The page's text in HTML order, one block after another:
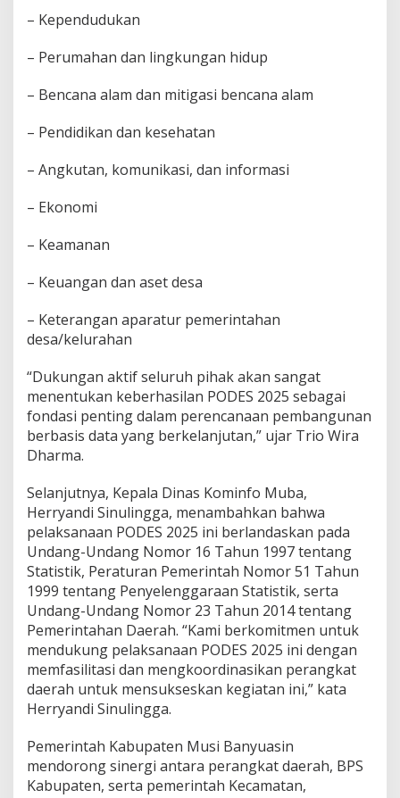
s
n
e
a
a
D
S
2
5
– Kependudukan
– Perumahan dan lingkungan hidup
– Bencana alam dan mitigasi bencana alam
– Pendidikan dan kesehatan
– Angkutan, komunikasi, dan informasi
– Ekonomi
– Keamanan
– Keuangan dan aset desa
– Keterangan aparatur pemerintahan
desa/kelurahan
“Dukungan aktif seluruh pihak akan sangat
menentukan keberhasilan PODES 2025 sebagai
fondasi penting dalam perencanaan pembangunan
berbasis data yang berkelanjutan,” ujar Trio Wira
Dharma.
Selanjutnya, Kepala Dinas Kominfo Muba,
Herryandi Sinulingga, menambahkan bahwa
pelaksanaan PODES 2025 ini berlandaskan pada
Undang-Undang Nomor 16 Tahun 1997 tentang
Statistik, Peraturan Pemerintah Nomor 51 Tahun
1999 tentang Penyelenggaraan Statistik, serta
Undang-Undang Nomor 23 Tahun 2014 tentang
Pemerintahan Daerah. “Kami berkomitmen untuk
mendukung pelaksanaan PODES 2025 ini dengan
memfasilitasi dan mengkoordinasikan perangkat
daerah untuk mensukseskan kegiatan ini,” kata
Herryandi Sinulingga.
Pemerintah Kabupaten Musi Banyuasin
mendorong sinergi antara perangkat daerah, BPS
Kabupaten, serta pemerintah Kecamatan,